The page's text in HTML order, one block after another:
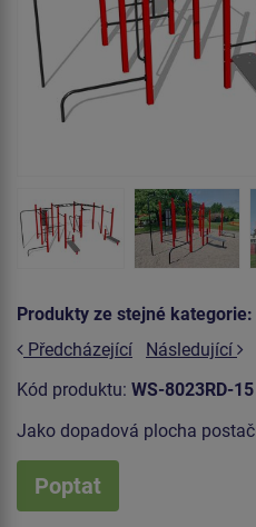
Produkty ze stejné kategorie:
Předcházející
Následující
Kód produktu: WS-8023RD-15
Jako dopadová plocha
Poptat